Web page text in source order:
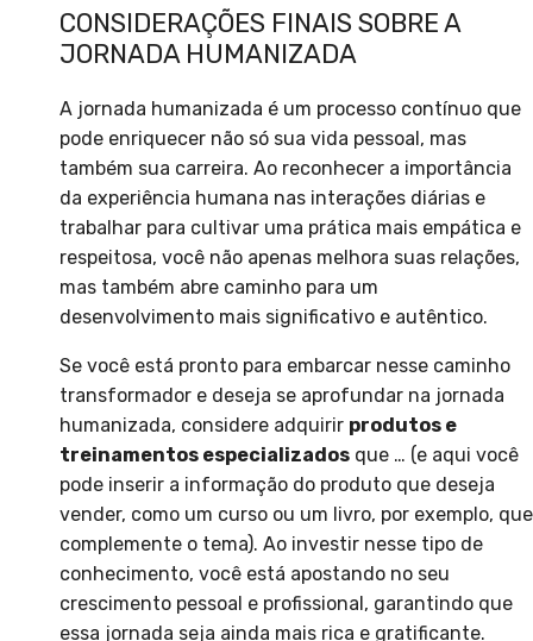
CONSIDERAÇÕES FINAIS SOBRE A
JORNADA HUMANIZADA
A jornada humanizada é um processo contínuo que
pode enriquecer não só sua vida pessoal, mas
também sua carreira. Ao reconhecer a importância
da experiência humana nas interações diárias e
trabalhar para cultivar uma prática mais empática e
respeitosa, você não apenas melhora suas relações,
mas também abre caminho para um
desenvolvimento mais significativo e autêntico.
Se você está pronto para embarcar nesse caminho
transformador e deseja se aprofundar na jornada
humanizada, considere adquirir produtos e
treinamentos especializados que … (e aqui você
pode inserir a informação do produto que deseja
vender, como um curso ou um livro, por exemplo, que
complemente o tema). Ao investir nesse tipo de
conhecimento, você está apostando no seu
crescimento pessoal e profissional, garantindo que
essa jornada seja ainda mais rica e gratificante.